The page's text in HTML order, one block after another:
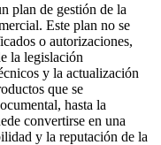
plan de gestión de la
Este plan no se
o autorizaciones,
la legislación
y la actualización
que se
hasta la
convertirse en una
y la reputación de la